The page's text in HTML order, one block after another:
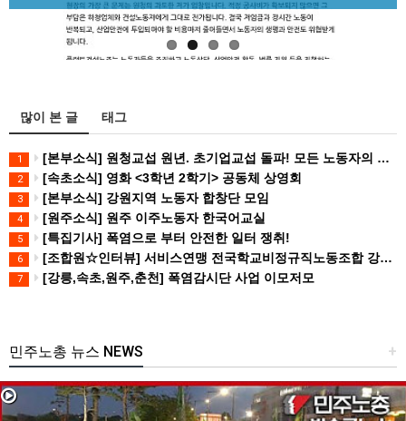
많이 본 글 태그
1 [본부소식] 원청교섭 원년. 초기업교섭 돌파! 모든 노동자의 노동기본권 쟁취! 민주노총 7.15 총파업대회
2 [속초소식] 영화 <3학년 2학기> 공동체 상영회
3 [본부소식] 강원지역 노동자 합창단 모임
4 [원주소식] 원주 이주노동자 한국어교실
5 [특집기사] 폭염으로 부터 안전한 일터 쟁취!
6 [조합원☆인터뷰] 서비스연맹 전국학교비정규직노동조합 강원지부 김유미 춘천지회장
7 [강릉,속초,원주,춘천] 폭염감시단 사업 이모저모
+
민주노총 뉴스 NEWS